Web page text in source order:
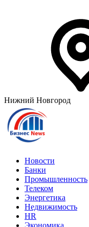
Нижний Новгород
Новости
Банки
Промышленность
Телеком
Энергетика
Недвижимость
HR
Экономика